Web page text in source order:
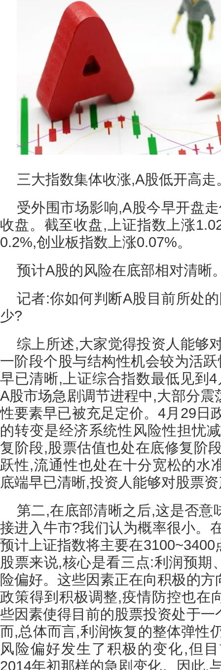
三大指数集体收涨,A股低开高走
受外围市场影响,A股今早开盘
收盘。截至收盘,上证指数上涨
0.2%,创业板指数上涨0.07%。
预计A股的风险在底部相对清晰
记者:你如何判断A股目前所处
少?
综上所述,大家觉得投资人能够
一阶段个股与结构性机会较为活
早已清晰,上证综合指数最低见到
A股市场急剧调节进程中,大部分震
性要素早已被充足定价。4月29日
的转变是经济系统性风险性担忧
复阶段,股票估值也处在底修复阶
跃性,流通性也处在十分宽松的水
底端早已清晰,投资人能够对股票
第二,在底部清晰之后,这是否意
接进入牛市?我们认为概率很小。
预计上证指数将主要在
股票来说,核心是看三点:利润预期
险偏好。这些因素正在向积极的
政策得到积极调整,疫情防控也在
些因素使得目前的股票投资处于
而,总体而言,利润恢复的整体弹性
风险偏好发生了积极的变化,但
2014年初那样的急剧变化。因此,